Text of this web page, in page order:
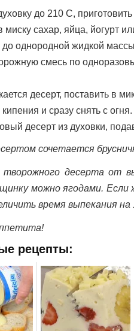
до 210 С,
миску сахар, яйца, йогурт
однородной жидкой
смесь по
десерт, поставить в
и сразу снять с огня.
десерт из духовки,
сочетается
творожного десерта от
можно ягодами. Если
время выпекания
рецепты: